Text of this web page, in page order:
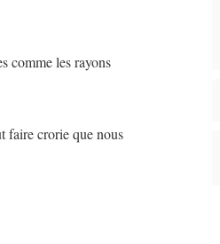
comme les rayons
faire crorie que nous